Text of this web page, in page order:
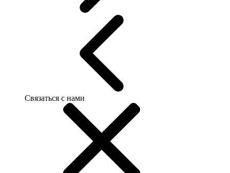
Связаться с нами